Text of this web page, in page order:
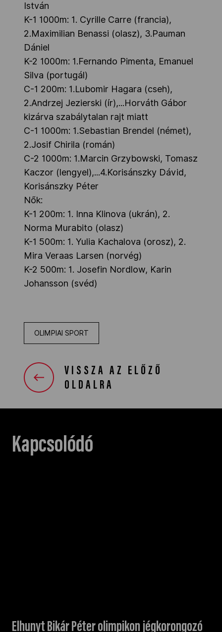
István
K-1 1000m: 1. Cyrille Carre (francia),
2.Maximilian Benassi (olasz), 3.Pauman
Dániel
K-2 1000m: 1.Fernando Pimenta, Emanuel
Silva (portugál)
C-1 200m: 1.Lubomir Hagara (cseh),
2.Andrzej Jezierski (ír),...Horváth Gábor
kizárva szabálytalan rajt miatt
C-1 1000m: 1.Sebastian Brendel (német),
2.Josif Chirila (román)
C-2 1000m: 1.Marcin Grzybowski, Tomasz
Kaczor (lengyel),...4.Korisánszky Dávid,
Korisánszky Péter
Nők:
K-1 200m: 1. Inna Klinova (ukrán), 2.
Norma Murabito (olasz)
K-1 500m: 1. Yulia Kachalova (orosz), 2.
Mira Veraas Larsen (norvég)
K-2 500m: 1. Josefin Nordlow, Karin
Johansson (svéd)
OLIMPIAI SPORT
VISSZA AZ ELŐZŐ
OLDALRA
Kapcsolódó
Elhunyt Bikár Péter olimpikon jégkorongozó